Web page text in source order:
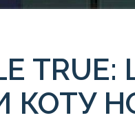
TRUE:
КОТУ